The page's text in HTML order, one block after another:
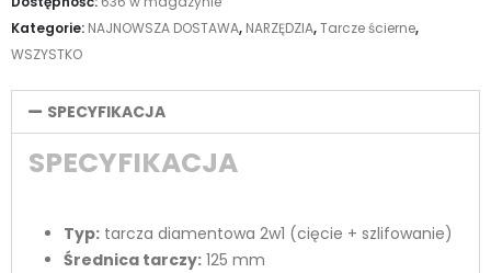
Kategorie: NAJNOWSZA DOSTAWA, NARZĘDZIA,Tarcze ścierne,
WSZYSTKO
SPECYFIKACJA
SPECYFIKACJA
Typ: tarcza diamentowa 2w1 (cięcie + szlifowanie)
Średnica tarczy: 125 mm